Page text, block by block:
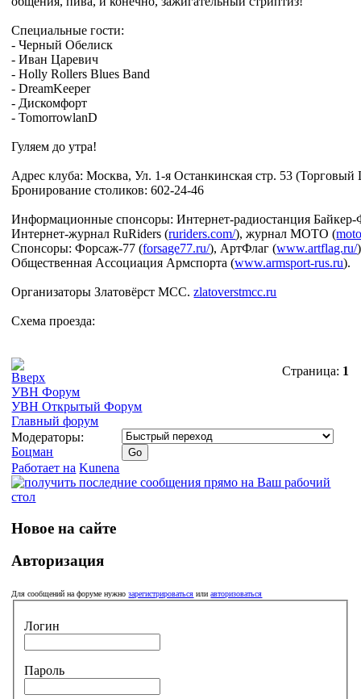
Специальные гости:
- Черный Обелиск
- Иван Царевич
- Holly Rollers Blues Band
- DreamKeeper
- Дискомфорт
- TomorrowlanD
Гуляем до утра!
Адрес клуба: Москва, Ул. 1-я Останкинская стр. 53
Бронирование столиков: 602-24-46
Информационные спонсоры: Интернет-радиостанция
Интернет-журнал RuRiders (ruriders.com/), журнал МОТО (
Спонсоры: Форсаж-77 (forsage77.ru/), АртФлаг (www.artflag.ru/
Общественная Ассоциация Армспорта (www.armsport-rus.ru).
Организаторы Златовёрст МСС.zlatoverstmcc.ru
Схема проезда:
Страница: 1
УВН Форум
УВН Открытый Форум
Главный форум
Модераторы:
Боцман
Работает на Kunena
Новое на сайте
Авторизация
Для сообщений на форуме нужнозарегистрироваться илиавторизоваться
Логин
Пароль